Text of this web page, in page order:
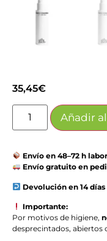
35,45€
Añadir
Envío en 48–72 h
Envío gratuito en
Devolución en 14
Importante:
Por motivos de higiene,
desprecintados, abiertos